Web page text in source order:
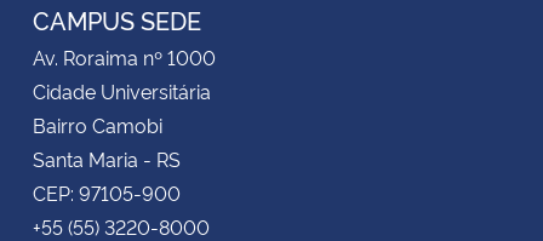
CAMPUS SEDE
Av. Roraima nº 1000
Cidade Universitária
Bairro Camobi
Santa Maria - RS
CEP: 97105-900
+55 (55) 3220-8000